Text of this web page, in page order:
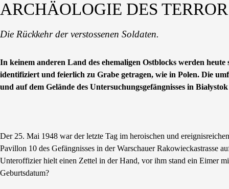
ARCHÄOLOGIE DES
Die Rückkehr der verstossenen Soldaten.
In keinem anderen Land des ehemaligen Ostblocks werden
identifiziert und feierlich zu Grabe getragen, wie in Polen. Die
und auf dem Gelände des Untersuchungsgefängnisses in
Der 25. Mai 1948 war der letzte Tag im heroischen und
Pavillon 10 des Gefängnisses in der Warschauer Rakowieckastrasse
Unteroffizier hielt einen Zettel in der Hand, vor ihm stand ein Eimer
Geburtsdatum?